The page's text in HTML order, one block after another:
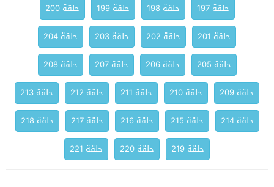
حلقة 197
حلقة 198 حلقة 199
حلقة 200
حلقة 201
حلقة 202 حلقة 203
حلقة 204
حلقة 205
حلقة 206 حلقة 207
حلقة 208
حلقة 209
حلقة 210 حلقة 211 حلقة 212
حلقة 213
حلقة 214
حلقة 215 حلقة 216 حلقة 217
حلقة 218
حلقة 219
حلقة 220 حلقة 221